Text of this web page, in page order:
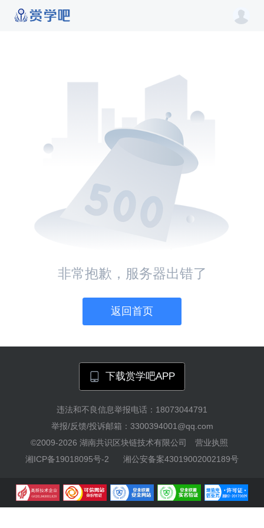
非常抱歉，服务器出错了
返回首页
下载赏学吧APP
违法和不良信息举报电话：18073044791
举报/反馈/投诉邮箱：3300394001@qq.com
©2009-2026 湖南共识区块链技术有限公司
营业执照
湘ICP备19018095号-2
湘公安备案43019002002189号